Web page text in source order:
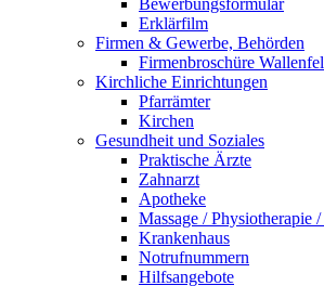
Bewerbungsformular
Erklärfilm
Firmen & Gewerbe, Behörden
Firmenbroschüre
Kirchliche Einrichtungen
Pfarrämter
Kirchen
Gesundheit und Soziales
Praktische Ärzte
Zahnarzt
Apotheke
Massage / Physiotherapie
Krankenhaus
Notrufnummern
Hilfsangebote